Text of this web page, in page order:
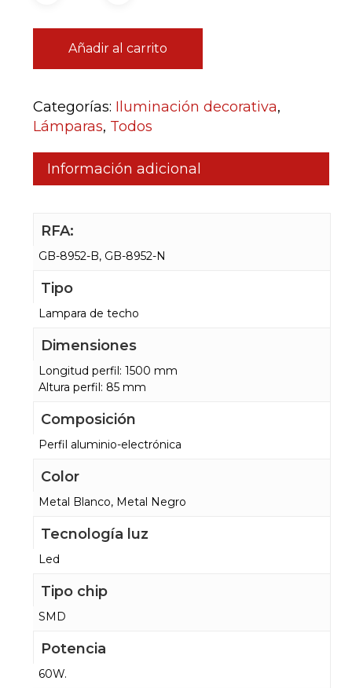
Añadir al carrito
Categorías: Iluminación decorativa,
Lámparas, Todos
Información adicional
RFA:
GB-8952-B, GB-8952-N
Tipo
Lampara de techo
Dimensiones
Longitud perfil: 1500 mm
Altura perfil: 85 mm
Composición
Perfil aluminio-electrónica
Color
Metal Blanco, Metal Negro
Tecnología luz
Led
Tipo chip
SMD
Potencia
60W.